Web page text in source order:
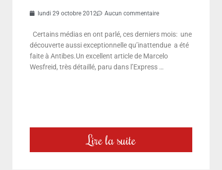
lundi 29 octobre 2012 Aucun commentaire
Certains médias en ont parlé, ces derniers mois: une
découverte aussi exceptionnelle qu’inattendue a été
faite à Antibes.Un excellent article de Marcelo
Wesfreid, très détaillé, paru dans l’Express …
Lire la suite